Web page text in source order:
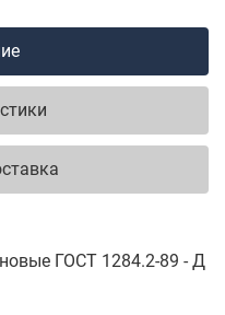
ГОСТ 1284.2-89 - Д